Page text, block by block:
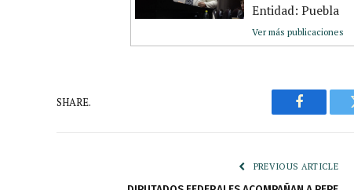
Entidad: Puebla
Ver más publicaciones
SHARE.
Facebook
PREVIOUS ARTICLE